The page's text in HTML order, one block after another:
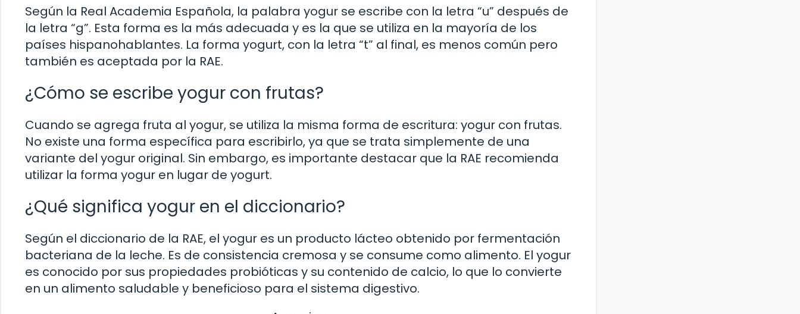
Según la Real Academia Española, la palabra yogur se escribe con la letra “u” después de
la letra “g”. Esta forma es la más adecuada y es la que se utiliza en la mayoría de los
países hispanohablantes. La forma yogurt, con la letra “t” al final, es menos común pero
también es aceptada por la RAE.
¿Cómo se escribe yogur con frutas?
Cuando se agrega fruta al yogur, se utiliza la misma forma de escritura: yogur con frutas.
No existe una forma específica para escribirlo, ya que se trata simplemente de una
variante del yogur original. Sin embargo, es importante destacar que la RAE recomienda
utilizar la forma yogur en lugar de yogurt.
¿Qué significa yogur en el diccionario?
Según el diccionario de la RAE, el yogur es un producto lácteo obtenido por fermentación
bacteriana de la leche. Es de consistencia cremosa y se consume como alimento. El yogur
es conocido por sus propiedades probióticas y su contenido de calcio, lo que lo convierte
en un alimento saludable y beneficioso para el sistema digestivo.